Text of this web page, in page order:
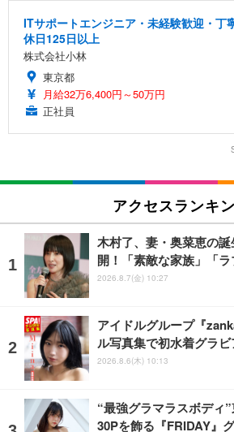
ITサポートエンジニア・未経験歓迎・丁
休日125日以上
株式会社小林
東京都
月給32万6,400円～50万円
正社員
アクセスランキ
木村了、妻・奥菜恵の
開！「素敵な家族」「
2026.8.7(金) 10:27
アイドルグループ『
ル写真集で初水着グラビ
2026.8.6(木) 10:13
“最強グラマラスボディ
30Pを飾る『FRIDAY』